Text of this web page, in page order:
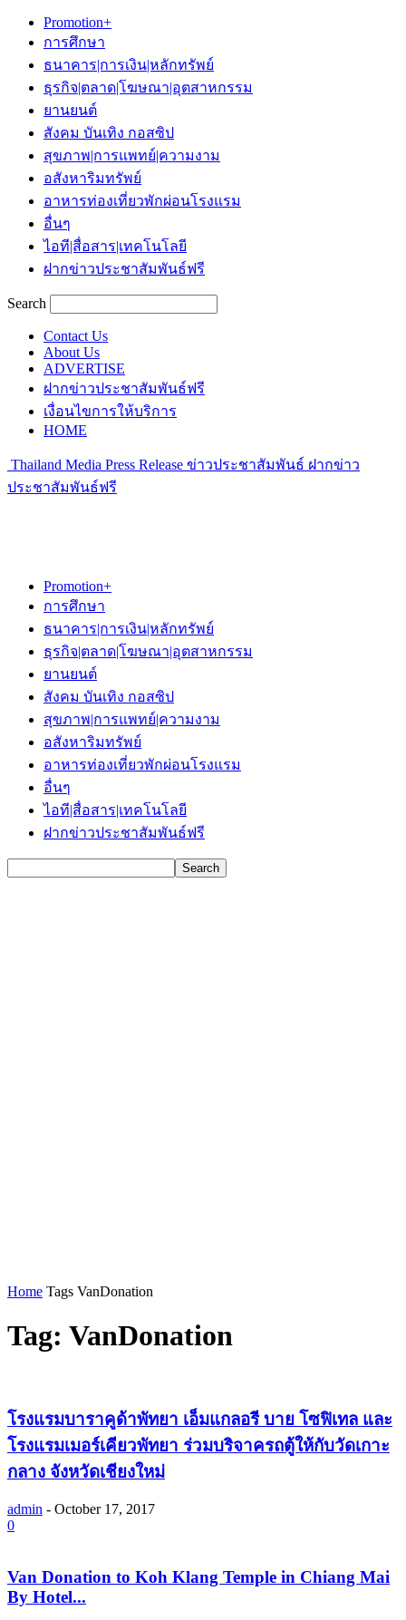
Promotion+
การศึกษา
ธนาคาร|การเงิน|หลักทรัพย์
ธุรกิจ|ตลาด|โฆษณา|อุตสาหกรรม
ยานยนต์
สังคม บันเทิง กอสซิป
สุขภาพ|การแพทย์|ความงาม
อสังหาริมทรัพย์
อาหารท่องเที่ยวพักผ่อนโรงแรม
อื่นๆ
ไอที|สื่อสาร|เทคโนโลยี
ฝากข่าวประชาสัมพันธ์ฟรี
Search
Contact Us
About Us
ADVERTISE
ฝากข่าวประชาสัมพันธ์ฟรี
เงื่อนไขการให้บริการ
HOME
Thailand Media Press Release ข่าวประชาสัมพันธ์ ฝากข่าว
ประชาสัมพันธ์ฟรี
Promotion+
การศึกษา
ธนาคาร|การเงิน|หลักทรัพย์
ธุรกิจ|ตลาด|โฆษณา|อุตสาหกรรม
ยานยนต์
สังคม บันเทิง กอสซิป
สุขภาพ|การแพทย์|ความงาม
อสังหาริมทรัพย์
อาหารท่องเที่ยวพักผ่อนโรงแรม
อื่นๆ
ไอที|สื่อสาร|เทคโนโลยี
ฝากข่าวประชาสัมพันธ์ฟรี
Home Tags VanDonation
Tag: VanDonation
โรงแรมบาราคูด้าพัทยา เอ็มแกลอรี บาย โซฟิเทล และ
โรงแรมเมอร์เคียวพัทยา ร่วมบริจาครถตู้ให้กับวัดเกาะ
กลาง จังหวัดเชียงใหม่
admin - October 17, 2017
0
Van Donation to Koh Klang Temple in Chiang Mai
By Hotel...